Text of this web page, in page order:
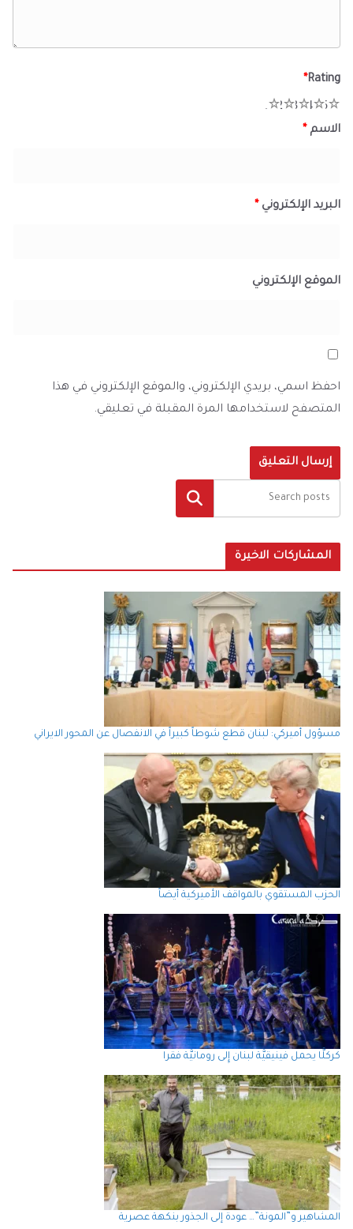
Rating
*
5
4
3
2
الاسم*
البريد الإلكتروني*
الموقع الإلكتروني
احفظ اسمي، بريدي الإلكتروني، والموقع الإلكتروني في هذا
المتصفح لاستخدامها المرة المقبلة في تعليقي.
البحث
المشاركات الاخيرة
مسؤول أميركي: لبنان قطع شوطاً كبيراً في الانفصال عن المحور الايراني
الحزب المستقوي بالمواقف الأميركية أيضاً
كركلَّا يحمل فينيقيَّة لبنان إِلى رومانيَّة فقرا
المشاهير و”المونة”… عودة إلى الجذور بنكهة عصرية